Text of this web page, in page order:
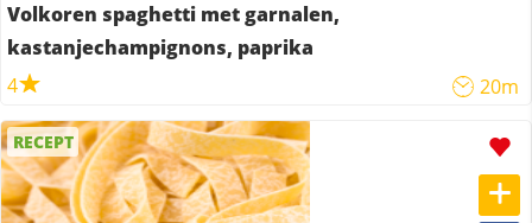
Volkoren spaghetti met garnalen,
kastanjechampignons, paprika
4
20m
RECEPT